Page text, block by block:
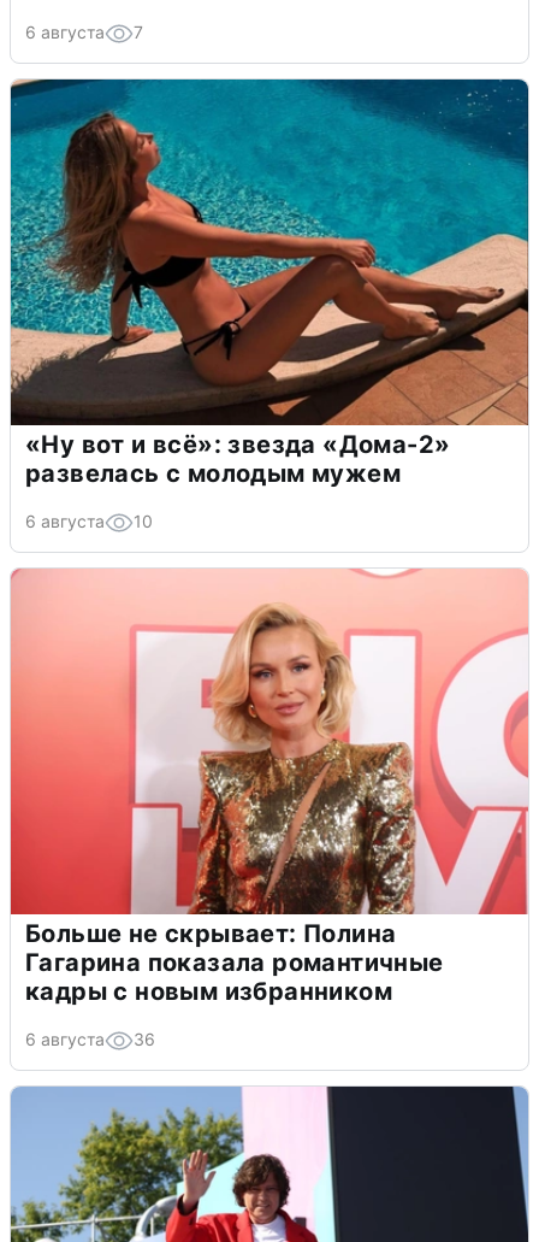
6 августа 7
«Ну вот и всё»: звезда «Дома-2»
развелась с молодым мужем
6 августа 10
Больше не скрывает: Полина
Гагарина показала романтичные
кадры с новым избранником
6 августа 36